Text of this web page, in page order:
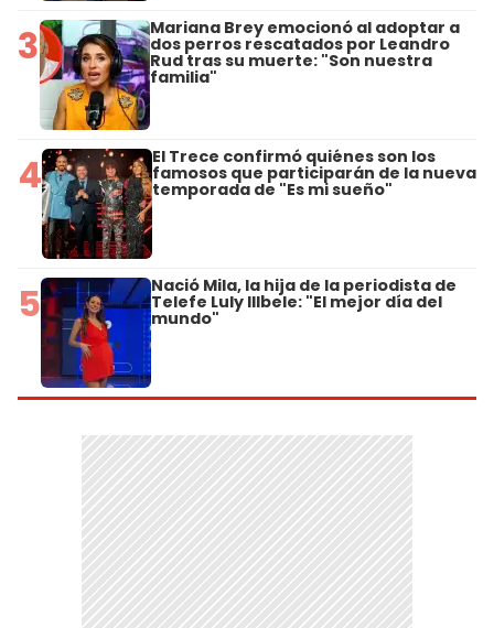
3 Mariana Brey emocionó al adoptar a
dos perros rescatados por Leandro
Rud tras su muerte: "Son nuestra
familia"
4 El Trece confirmó quiénes son los
famosos que participarán de la nueva
temporada de "Es mi sueño"
5 Nació Mila, la hija de la periodista de
Telefe Luly Illbele: "El mejor día del
mundo"